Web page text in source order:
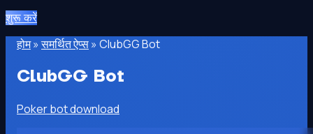
शुरू करें
होम» समर्थित ऐप्स» ClubGG Bot
ClubGG Bot
Poker bot download